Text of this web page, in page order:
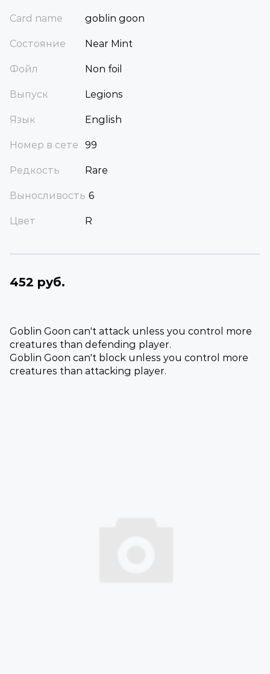
Card name goblin goon
Состояние Near Mint
Фойл Non foil
Выпуск Legions
Язык English
Номер в сете 99
Редкость Rare
Выносливость 6
Цвет R
452 руб.
Goblin Goon can't attack unless you control more
creatures than defending player.
Goblin Goon can't block unless you control more
creatures than attacking player.